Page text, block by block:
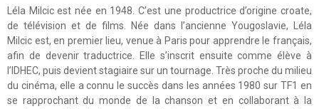
Léla Milcic est née en 1948. C’est une productrice d’origine croate,
de télévision et de films. Née dans l’ancienne Yougoslavie, Léla
Milcic est, en premier lieu, venue à Paris pour apprendre le français,
afin de devenir traductrice. Elle s’inscrit ensuite comme élève à
l’IDHEC, puis devient stagiaire sur un tournage. Très proche du milieu
du cinéma, elle a connu le succès dans les années 1980 sur TF1 en
se rapprochant du monde de la chanson et en collaborant à la